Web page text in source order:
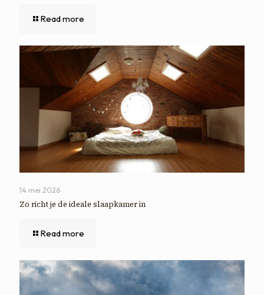
Read more
14 mei 2026
Zo richt je de ideale slaapkamer in
Read more